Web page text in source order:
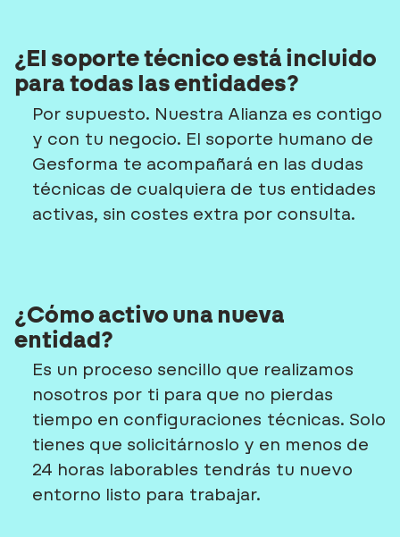
¿El soporte técnico está incluido
para todas las entidades?
Por supuesto. Nuestra Alianza es contigo
y con tu negocio. El soporte humano de
Gesforma te acompañará en las dudas
técnicas de cualquiera de tus entidades
activas, sin costes extra por consulta.
¿Cómo activo una nueva
entidad?
Es un proceso sencillo que realizamos
nosotros por ti para que no pierdas
tiempo en configuraciones técnicas. Solo
tienes que solicitárnoslo y en menos de
24 horas laborables tendrás tu nuevo
entorno listo para trabajar.